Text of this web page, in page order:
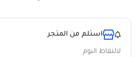
استلم من المتجر
لالتقاط اليوم